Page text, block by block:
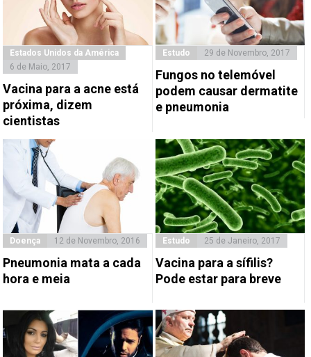
Estados Unidos da América
6 de Maio, 2017
Vacina para a acne está
próxima, dizem
cientistas
Estudo 29 de Novembro, 2017
Fungos no telemóvel
podem causar dermatite
e pneumonia
Doença 12 de Novembro, 2016
Pneumonia mata a cada
hora e meia
Estudo 25 de Janeiro, 2017
Vacina para a sífilis?
Pode estar para breve